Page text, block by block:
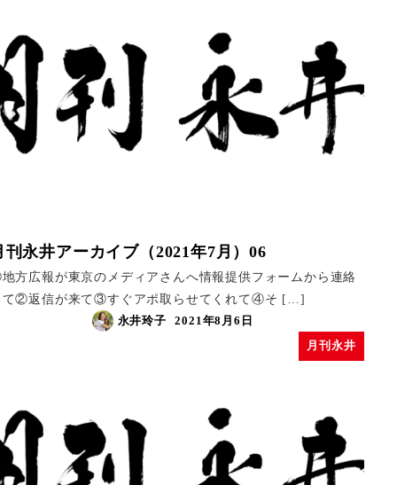
刊永井アーカイブ（2021年7月）06
方広報が東京のメディアさんへ情報提供フォームから連絡
て②返信が来て③すぐアポ取らせてくれて④そ […]
永井玲子 2021年8月6日
月刊永井